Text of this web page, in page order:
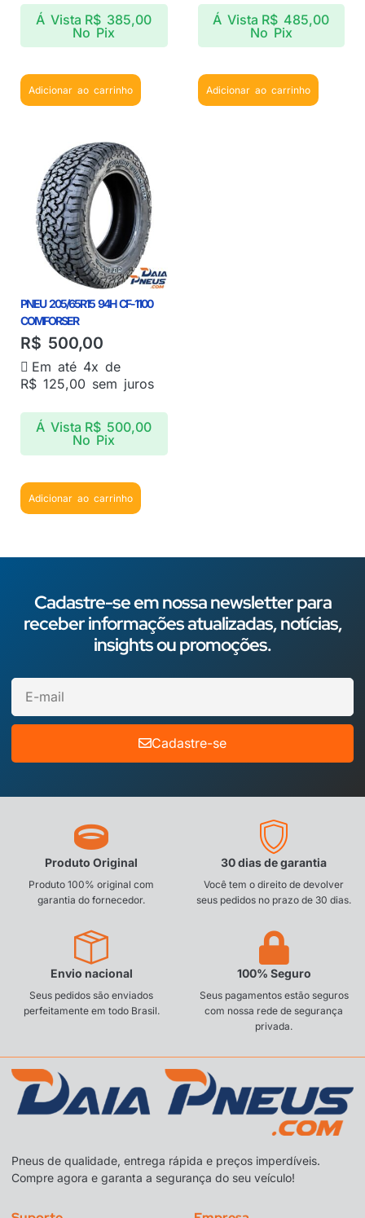
Á Vista R$ 385,00
No Pix
Adicionar ao carrinho
Á Vista R$ 485,00
No Pix
Adicionar ao carrinho
PNEU 205/65R15 94H CF-1100
COMFORSER
R$ 500,00
Em até 4x de
R$ 125,00 sem juros
Á Vista R$ 500,00
No Pix
Adicionar ao carrinho
Cadastre-se em nossa newsletter para
receber informações atualizadas, notícias,
insights ou promoções.
Cadastre-se
Produto Original
Produto 100% original com
garantia do fornecedor.
30 dias de garantia
Você tem o direito de devolver
seus pedidos no prazo de 30 dias.
Envio nacional
Seus pedidos são enviados
perfeitamente em todo Brasil.
100% Seguro
Seus pagamentos estão seguros
com nossa rede de segurança
privada.
Pneus de qualidade, entrega rápida e preços imperdíveis.
Compre agora e garanta a segurança do seu veículo!